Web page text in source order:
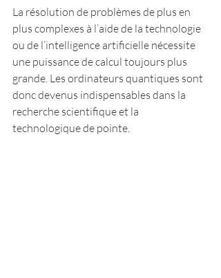
La résolution de problèmes de plus en
plus complexes à l’aide de la technologie
ou de l’intelligence artificielle nécessite
une puissance de calcul toujours plus
grande. Les ordinateurs quantiques sont
donc devenus indispensables dans la
recherche scientifique et la
technologique de pointe.